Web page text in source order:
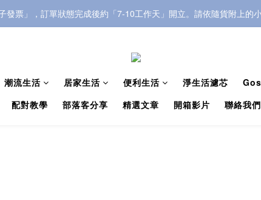
發票」，訂單狀態完成後約「7-10工作天」開立。請依隨貨附上的
發票」，訂單狀態完成後約「7-10工作天」開立。請依隨貨附上的
潮流生活 居家生活 便利生活 淨生活濾芯
配對教學
部落客分享 精選文章 開箱影片 聯絡我們